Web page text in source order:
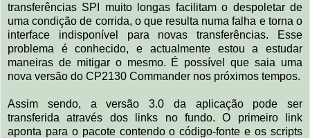
transferências SPI muito longas facilitam o despoletar de
uma condição de corrida, o que resulta numa falha e torna o
interface indisponível para novas transferências. Esse
problema é conhecido, e actualmente estou a estudar
maneiras de mitigar o mesmo. É possível que saia uma
nova versão do CP2130 Commander nos próximos tempos.
Assim sendo, a versão 3.0 da aplicação pode ser
transferida através dos links no fundo. O primeiro link
aponta para o pacote contendo o código-fonte e os scripts